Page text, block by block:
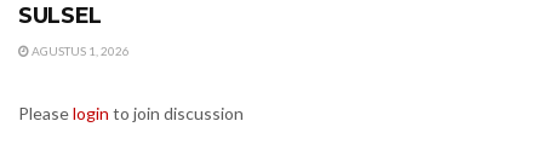
SULSEL
AGUSTUS 1, 2026
Pleaselogin to join discussion